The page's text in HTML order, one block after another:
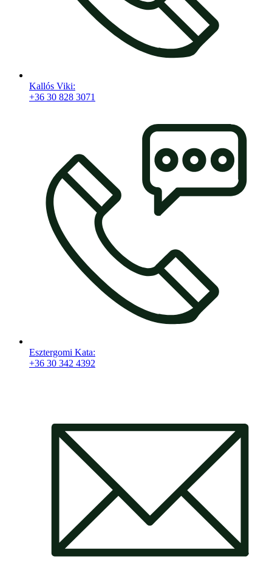
Kallós Viki:
+36 30 828 3071
Esztergomi Kata:
+36 30 342 4392